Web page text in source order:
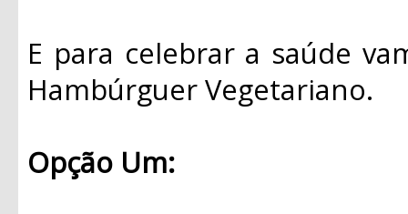
E para celebrar a saúde
Hambúrguer Vegetariano.
Opção Um: